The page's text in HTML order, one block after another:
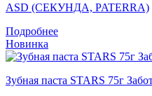
ASD (СЕКУНДА, PATERRA)
Подробнее
Новинка
Зубная паста STARS 75г